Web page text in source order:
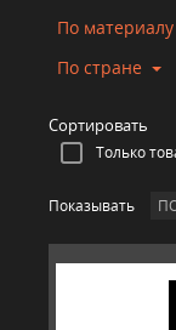
По материалу
По стране
Сортировать
Только
Показывать